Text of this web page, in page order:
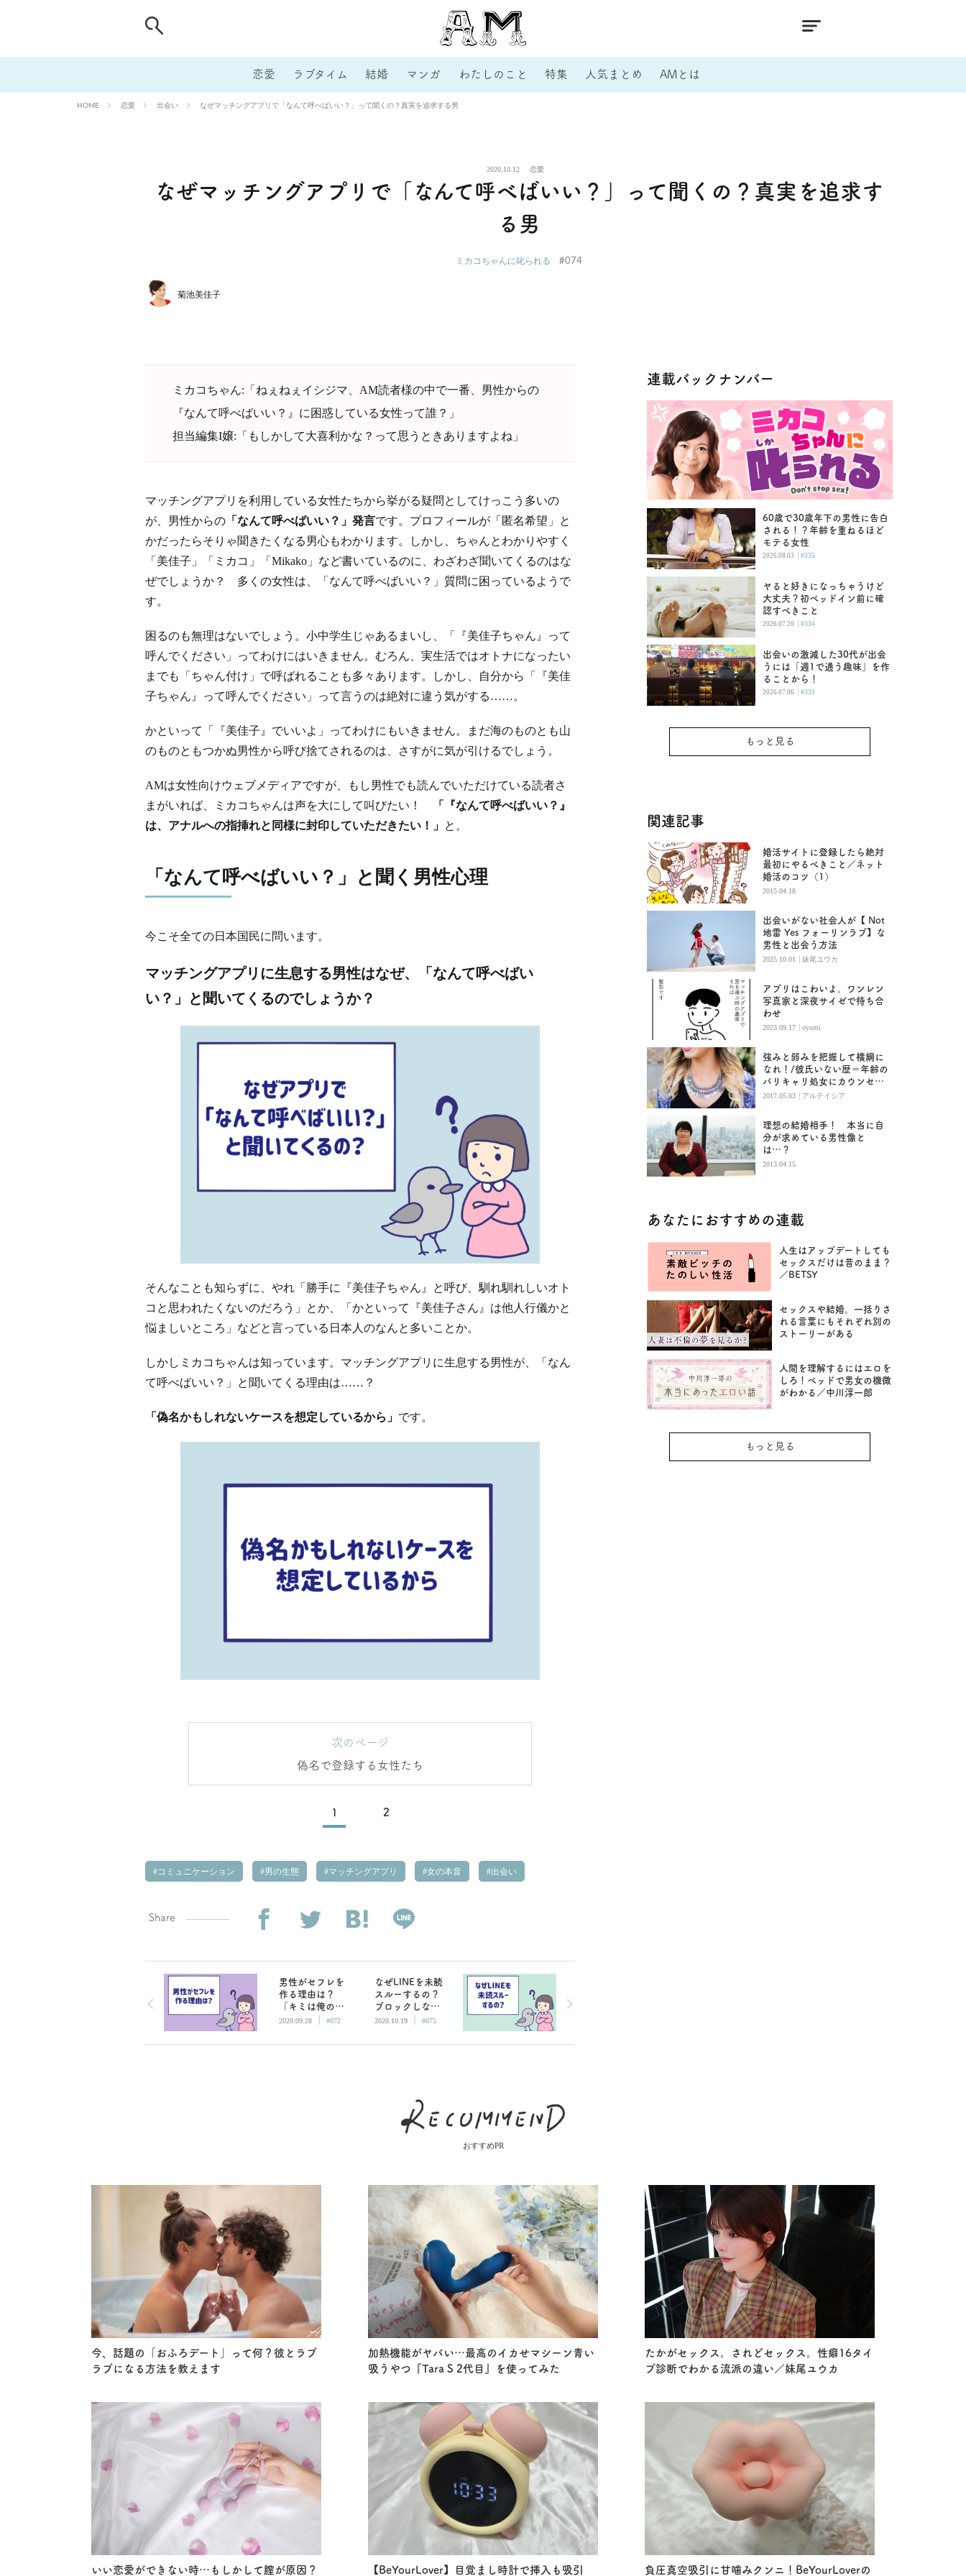
恋愛 ラブタイム 結婚 マンガ わたしのこと 特集 人気まとめ AMとは
HOME 恋愛 出会い なぜマッチングアプリで「なんて呼べばいい？」って聞くの？真実を追求する男
2020.10.12 恋愛
なぜマッチングアプリで「なんて呼べばいい？」って聞くの？真実を追求す
る男
ミカコちゃんに叱られる #074
菊池美佳子
ミカコちゃん:「ねぇねぇイシジマ、AM読者様の中で一番、男性からの
『なんて呼べばいい？』に困惑している女性って誰？」
担当編集I嬢:「もしかして大喜利かな？って思うときありますよね」
マッチングアプリを利用している女性たちから挙がる疑問としてけっこう多いの
が、男性からの 「なんて呼べばいい？」発言です。プロフィールが「匿名希望」と
かだったらそりゃ聞きたくなる男心もわかります。しかし、ちゃんとわかりやすく
「美佳子」「ミカコ」「Mikako」など書いているのに、わざわざ聞いてくるのはな
ぜでしょうか？ 多くの女性は、「なんて呼べばいい？」質問に困っているようで
す。
困るのも無理はないでしょう。小中学生じゃあるまいし、「『美佳子ちゃん』って
呼んでください」ってわけにはいきません。むろん、実生活ではオトナになったい
までも「ちゃん付け」で呼ばれることも多々あります。しかし、自分から「『美佳
子ちゃん』って呼んでください」って言うのは絶対に違う気がする……。
かといって「『美佳子』でいいよ」ってわけにもいきません。まだ海のものとも山
のものともつかぬ男性から呼び捨てされるのは、さすがに気が引けるでしょう。
AMは女性向けウェブメディアですが、もし男性でも読んでいただけている読者さ
まがいれば、ミカコちゃんは声を大にして叫びたい！
「『なんて呼べばいい？』
は、アナルへの指挿れと同様に封印していただきたい！」 と。
「なんて呼べばいい？」と聞く男性心理
今こそ全ての日本国民に問います。
マッチングアプリに生息する男性はなぜ、「なんて呼べばい
い？」と聞いてくるのでしょうか？
そんなことも知らずに、やれ「勝手に『美佳子ちゃん』と呼び、馴れ馴れしいオト
コと思われたくないのだろう」とか、「かといって『美佳子さん』は他人行儀かと
悩ましいところ」などと言っている日本人のなんと多いことか。
しかしミカコちゃんは知っています。マッチングアプリに生息する男性が、「なん
て呼べばいい？」と聞いてくる理由は……？
「偽名かもしれないケースを想定しているから」 です。
次のページ
偽名で登録する女性たち
1 2
コミュニケーション 男の生態 マッチングアプリ 女の本音 出会い
Share
男性がセフレを
作る理由は？
「キミは俺のチ
ンチンに夢
い
2020.09.28 | #072
なぜLINEを未読
スルーするの？
ブロックしない
のは「マフィア
れてるから
2020.10.19 | #075
連載バックナンバー
60歳で30歳年下の男性に告白
される！？年齢を重ねるほど
モテる女性
2026.08.03 | #335
ヤると好きになっちゃうけど
大丈夫？初ベッドイン前に確
認すべきこと
2026.07.20 | #334
出会いの激減した30代が出会
うには「週1で通う趣味」を作
ることから！
2026.07.06 | #333
もっと見る
関連記事
婚活サイトに登録したら絶対
最初にやるべきこと／ネット
婚活のコツ（1）
2015.04.18
出会いがない社会人が【 Not
地雷 Yes フォーリンラブ】な
男性と出会う方法
2025.10.01 | 妹尾ユウカ
アプリはこわいよ。ワンレン
写真家と深夜サイゼで待ち合
わせ
2023.09.17 | oyumi
強みと弱みを把握して横綱に
なれ！/彼氏いない歴＝年齢の
バリキャリ処女にカウンセリ
ング③
2017.05.03 | アルテイシア
理想の結婚相手！ 本当に自
分が求めている男性像と
は…？
2013.04.15
あなたにおすすめの連載
人生はアップデートしても
セックスだけは昔のまま？
／BETSY
セックスや結婚。一括りさ
れる言葉にもそれぞれ別の
ストーリーがある
人間を理解するにはエロを
しろ！ベッドで男女の機微
がわかる／中川淳一郎
もっと見る
おすすめPR
今、話題の「おふろデート」って何？彼とラブ
ラブになる方法を教えます
加熱機能がヤバい…最高のイカせマシーン青い
吸うやつ『Tara S 2代目』を使ってみた
たかがセックス。されどセックス。性癖16タイ
プ診断でわかる流派の違い／妹尾ユウカ
いい恋愛ができない時…もしかして膣が原因？ 【BeYourLover】目覚まし時計で挿入も吸引 負圧真空吸引に甘噛みクンニ！BeYourLoverの